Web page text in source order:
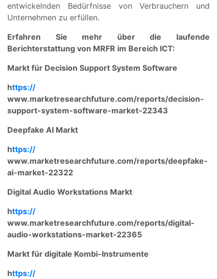
entwickelnden Bedürfnisse von Verbrauchern und
Unternehmen zu erfüllen.
Erfahren Sie mehr über die laufende
Berichterstattung von MRFR im Bereich ICT:
Markt für Decision Support System Software
https://
www.marketresearchfuture.com/reports/decision-
support-system-software-market-22343
Deepfake AI Markt
https://
www.marketresearchfuture.com/reports/deepfake-
ai-market-22322
Digital Audio Workstations Markt
https://
www.marketresearchfuture.com/reports/digital-
audio-workstations-market-22365
Markt für digitale Kombi-Instrumente
https://